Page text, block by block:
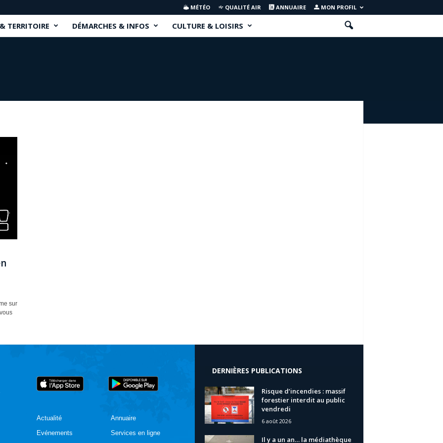
MÉTÉO QUALITÉ AIR ANNUAIRE MON PROFIL
TERRITOIRE DÉMARCHES & INFOS CULTURE & LOISIRS
sur
Actualité
Evénements
Annuaire
Services en ligne
DERNIÈRES PUBLICATIONS
Risque d’incendies : massif
forestier interdit au public
vendredi
6 août 2026
Il y a un an… la médiathèque